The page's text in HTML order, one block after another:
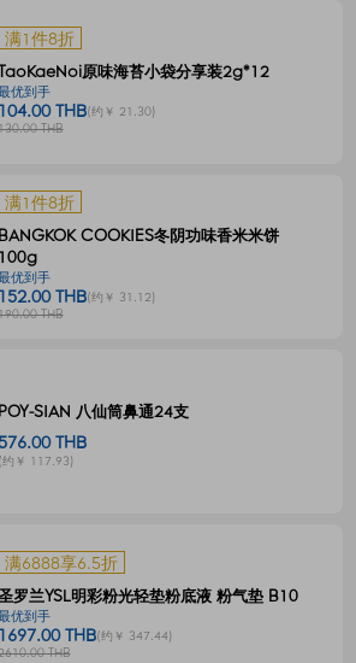
满1件8折
原味海苔小袋分享装2g*12
优到手
104.00 THB(约￥ 21.30)
THB
满1件8折
BANGKOK COOKIES冬阴功味香米米饼
100g
优到手
152.00 THB(约￥ 31.12)
THB
POY-SIAN 八仙筒鼻通24支
576.00 THB
(约￥ 117.93)
满6888享6.5折
罗兰YSL明彩粉光轻垫粉底液 粉气垫 B10
优到手
1697.00 THB(约￥ 347.44)
THB